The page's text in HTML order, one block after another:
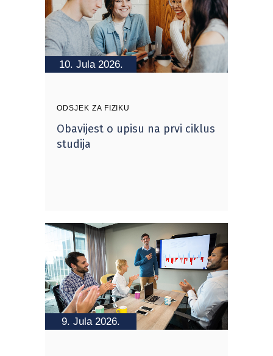
10. Jula 2026.
ODSJEK ZA FIZIKU
Obavijest o upisu na prvi ciklus
studija
9. Jula 2026.